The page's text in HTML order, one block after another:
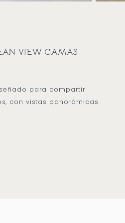
VIEW CAMAS
para compartir
con vistas panorámicas